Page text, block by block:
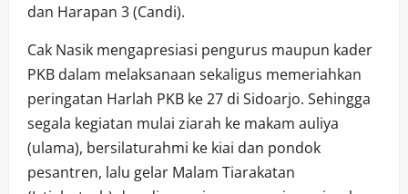
dan Harapan 3 (Candi).
Cak Nasik mengapresiasi pengurus maupun kader
PKB dalam melaksanaan sekaligus memeriahkan
peringatan Harlah PKB ke 27 di Sidoarjo. Sehingga
segala kegiatan mulai ziarah ke makam auliya
(ulama), bersilaturahmi ke kiai dan pondok
pesantren, lalu gelar Malam Tiarakatan